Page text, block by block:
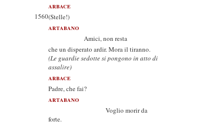
ARBACE
1560(Stelle!)
ARTABANO
Amici, non resta
che un disperato ardir. Mora il tiranno.
(Le guardie sedotte si pongono in atto di
assalire)
ARBACE
Padre, che fai?
ARTABANO
Voglio morir da
forte.